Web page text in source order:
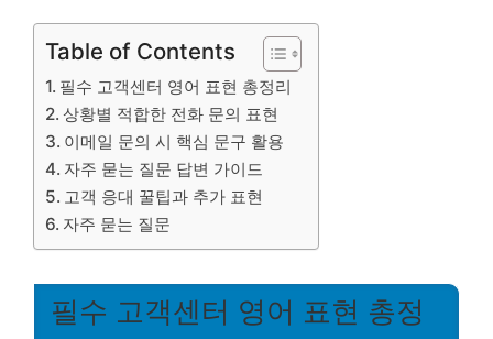
Table of Contents
필수 고객센터 영어 표현 총정리
상황별 적합한 전화 문의 표현
이메일 문의 시 핵심 문구 활용
자주 묻는 질문 답변 가이드
고객 응대 꿀팁과 추가 표현
자주 묻는 질문
필수 고객센터 영어 표현 총정